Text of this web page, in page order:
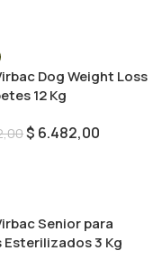
Dog Weight Loss
12 Kg
$ 6.482,00
Senior para
Esterilizados 3 Kg